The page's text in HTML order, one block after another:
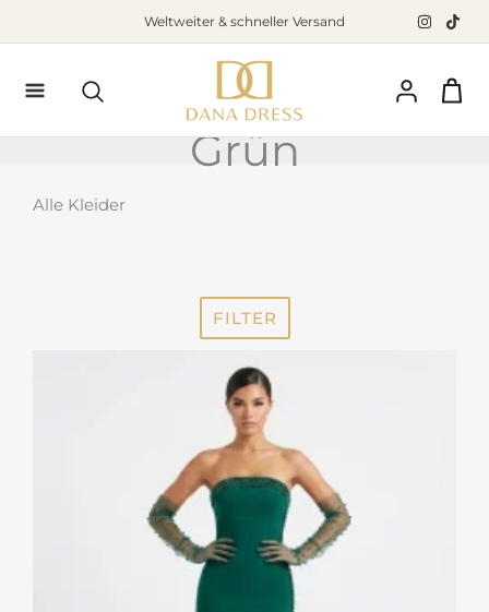
Weltweiter & schneller Versand
Suchen
Grün
Alle Kleider
FILTER